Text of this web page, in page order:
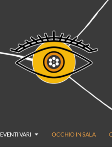
EVENTI VARI OCCHIO IN SALA